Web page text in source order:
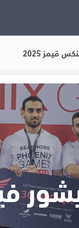
قيمز 2025